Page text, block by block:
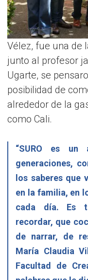
Vélez, fue una de
junto al profesor
Ugarte, se
posibilidad de
alrededor de la
como Cali.
“SURO es un
generaciones,
los saberes que
en la familia, en
cada día. Es
recordar, que
de narrar, de
María Claudia
Facultad de